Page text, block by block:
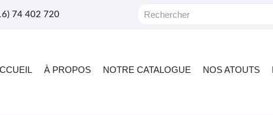
74 402 720
À PROPOS NOTRE CATALOGUE NOS ATOUTS